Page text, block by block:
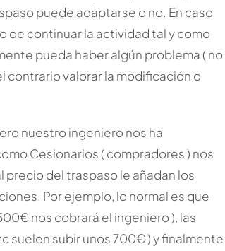
puede adaptarse o no. En caso
de continuar la actividad tal y como
pueda haber algún problema ( no
contrario valorar la modificación o
nuestro ingeniero nos ha
Cesionarios ( compradores ) nos
del traspaso le añadan los
Por ejemplo, lo normal es que
nos cobrará el ingeniero ), las
suelen subir unos 700€ ) y finalmente